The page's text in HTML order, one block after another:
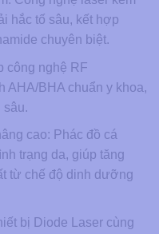
hắc tố sâu, kết hợp
chuyên biệt.
công nghệ RF
AHA/BHA chuẩn y khoa,
sâu.
cao: Phác đồ cá
trạng da, giúp tăng
từ chế độ dinh dưỡng
bị Diode Laser cùng